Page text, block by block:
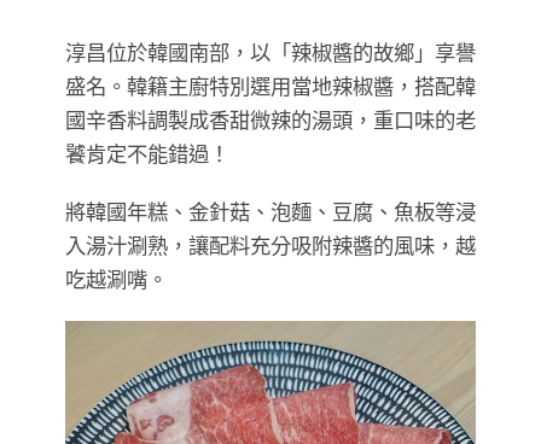
​​​​​​​淳昌位於韓國南部，以「辣椒醬的故鄉」享譽
盛名。韓籍主廚特別選用當地辣椒醬，搭配韓
國辛香料調製成香甜微辣的湯頭，重口味的老
饕肯定不能錯過！
將韓國年糕、金針菇、泡麵、豆腐、魚板等浸
入湯汁涮熟，讓配料充分吸附辣醬的風味，越
吃越涮嘴。